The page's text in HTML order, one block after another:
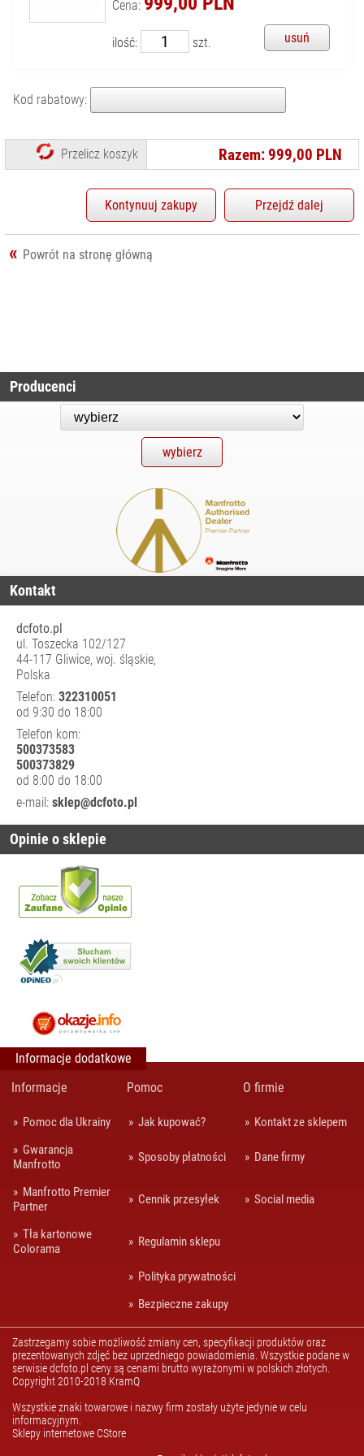
Cena:
ilość: szt. usuń
Kod rabatowy:
Przelicz koszyk Razem: 999,00 PLN
Przejdź dalej
Kontynuuj zakupy
Powrót na stronę główną
BATTERY PACKI
KALIBRATORY
OSŁONY
MUSZLE OCZNE
ZDALNE
STEROWANIE
AKUMULATORY,
AKCESORIA
DYSKI SSD
FOTOGRAFICZNE
GIMBALE/
STABILIZATORY
KAMERY CYFROWE
I SPORTOWE
KARTY PAMIĘCI I
I LED
FOTOGRAFA I
STATYWY
NARAMIENNE, RIGI
STATYWY I
TORBY, PLECAKI,
CZĘŚCI
SERWISOWE
Producenci
Kontakt
dcfoto.pl
ul. Toszecka 102/127
44-117 Gliwice, woj. śląskie,
Polska
Telefon: 322310051
od 9:30 do 18:00
Telefon kom:
500373583
500373829
od 8:00 do 18:00
e-mail: sklep@dcfoto.pl
Opinie o sklepie
Informacje dodatkowe
Informacje
Pomoc O firmie
Pomoc dla Ukrainy Jak kupować?
Kontakt ze sklepem
Gwarancja
Manfrotto
Sposoby płatności Dane firmy
Manfrotto Premier
Partner
Cennik przesyłek Social media
Tła kartonowe
Colorama
Regulamin sklepu
Polityka prywatności
Bezpieczne zakupy
Zastrzegamy sobie możliwość zmiany cen, specyfikacji produktów oraz
prezentowanych zdjęć bez uprzedniego powiadomienia. Wszystkie podane w
serwisie dcfoto.pl ceny są cenami brutto wyrażonymi w polskich złotych.
Copyright 2010-2018 KramQ
Wszystkie znaki towarowe i nazwy firm zostały użyte jedynie w celu
informacyjnym.
Sklepy internetowe CStore